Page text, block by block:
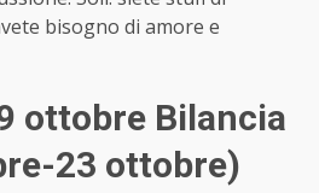
bisogno di amore e
ottobre Bilancia
23 ottobre)